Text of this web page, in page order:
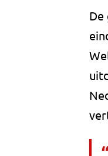
De